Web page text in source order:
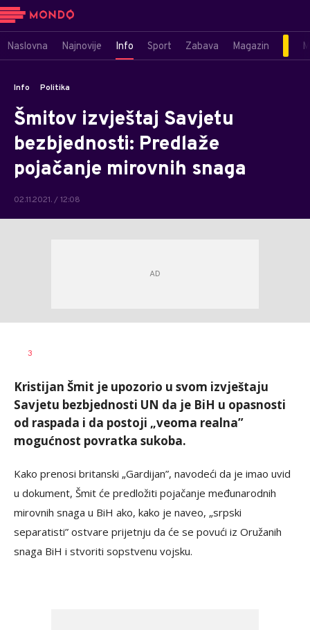
Naslovna Najnovije Info Sport Zabava Magazin
Info Politika
Šmitov izvještaj Savjetu
bezbjednosti: Predlaže
pojačanje mirovnih snaga
02.11.2021. / 12:08
AUTOR
3
Kristijan Šmit je upozorio u svom izvještaju
Savjetu bezbjednosti UN da je BiH u opasnosti
od raspada i da postoji „veoma realna”
mogućnost povratka sukoba.
Kako prenosi britanski „Gardijan”, navodeći da je imao uvid
u dokument, Šmit će predložiti pojačanje međunarodnih
mirovnih snaga u BiH ako, kako je naveo, „srpski
separatisti” ostvare prijetnju da će se povući iz Oružanih
snaga BiH i stvoriti sopstvenu vojsku.